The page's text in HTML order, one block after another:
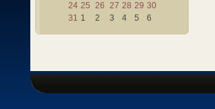
24 25 26 27 28 29 30
31 1 2 3 4 5 6